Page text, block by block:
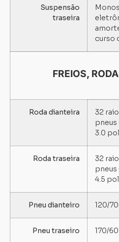
Suspensão
traseira
curso
FREIOS,
Roda dianteira
32
pneus
3.0
Roda traseira
32
pneus
4.5
Pneu dianteiro 120/70
Pneu traseiro 170/60